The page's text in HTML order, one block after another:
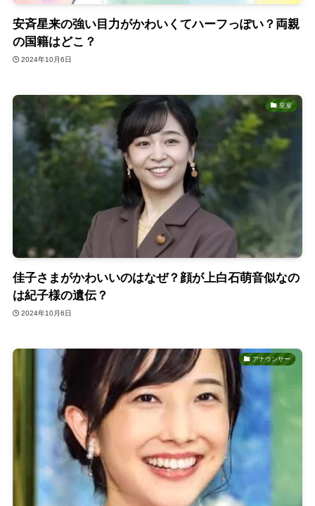
安斉星来の強い目力がかわいくてハーフっぽい？両親
の国籍はどこ？
2024年10月6日
皇室
佳子さまがかわいいのはなぜ？顔が上白石萌音似なの
は紀子様の遺伝？
2024年10月6日
アナウンサー